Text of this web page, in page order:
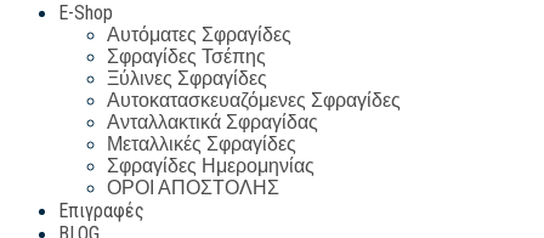
E-Shop
Αυτόματες Σφραγίδες
Σφραγίδες Τσέπης
Ξύλινες Σφραγίδες
Αυτοκατασκευαζόμενες Σφραγίδες
Ανταλλακτικά Σφραγίδας
Μεταλλικές Σφραγίδες
Σφραγίδες Ημερομηνίας
ΟΡΟΙ ΑΠΟΣΤΟΛΗΣ
Επιγραφές